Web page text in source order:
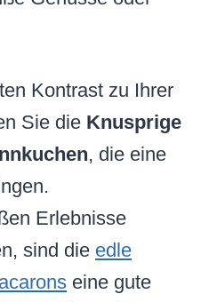
Kontrast zu Ihrer
Sie die Knusprige
, die eine
Erlebnisse
sind die edle
eine gute